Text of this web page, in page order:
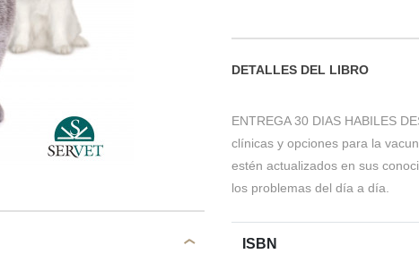
DETALLES DEL LIBRO
ENTREGA 30 DIAS HABILES
clínicas y opciones para la
estén actualizados en sus
los problemas del día a día.
ISBN